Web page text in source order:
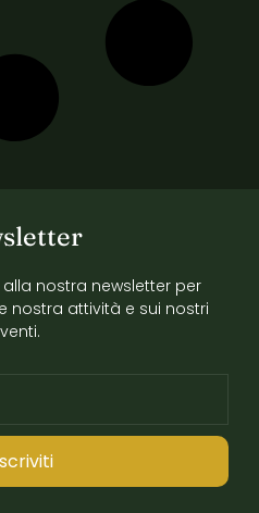
nostra newsletter per
nostra attività e sui nostri